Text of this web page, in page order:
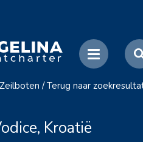
Zeilboten / Terug naar
Kroatië